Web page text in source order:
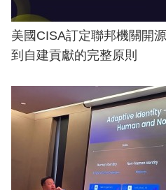
美國CISA訂定聯邦機關開
到自建貢獻的完整原則